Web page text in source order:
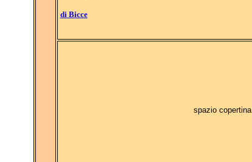
di Bicce
spazio copertina